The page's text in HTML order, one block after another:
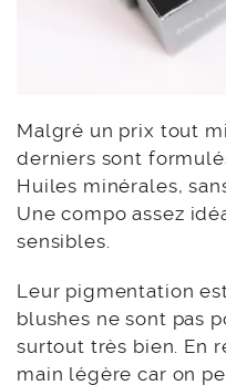
Malgré un prix tout
derniers sont
Huiles minérales,
Une compo assez
sensibles.
Leur pigmentation
blushes ne sont pas
surtout très bien. En
main légère car on